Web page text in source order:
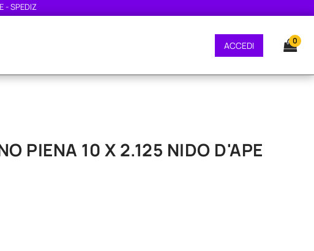
GRATUITA - CONSEGNA 24/48 ORE - SPEDIZIONE GRATUITA -
ACCEDI 0
PIENA 10 X 2.125 NIDO D'APE